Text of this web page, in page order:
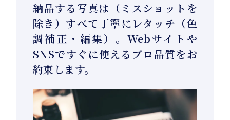
納品する写真は（ミスショットを
除き）すべて丁寧にレタッチ（色
調補正・編集）。Webサイトや
SNSですぐに使えるプロ品質をお
約束します。